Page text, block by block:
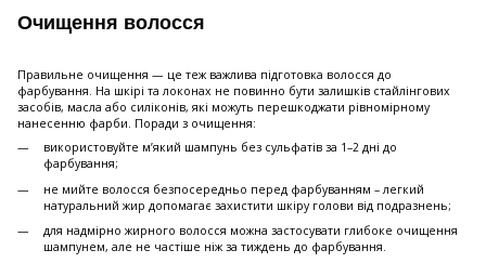
Очищення волосся
Правильне очищення — це теж важлива підготовка волосся до
фарбування. На шкірі та локонах не повинно бути залишків стайлінгових
засобів, масла або силіконів, які можуть перешкоджати рівномірному
нанесенню фарби. Поради з очищення:
використовуйте м’який шампунь без сульфатів за 1–2 дні до
фарбування;
не мийте волосся безпосередньо перед фарбуванням – легкий
натуральний жир допомагає захистити шкіру голови від подразнень;
для надмірно жирного волосся можна застосувати глибоке очищення
шампунем, але не частіше ніж за тиждень до фарбування.